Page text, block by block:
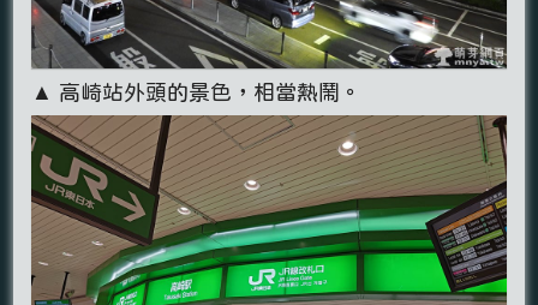
▲ 高崎站外頭的景色，相當熱鬧。